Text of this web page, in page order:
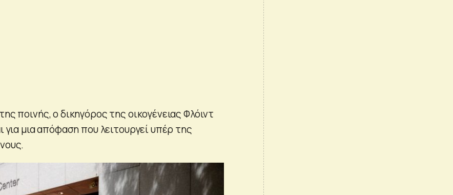
ποινής, ο δικηγόρος της οικογένειας Φλόιντ
για μια απόφαση που λειτουργεί υπέρ της